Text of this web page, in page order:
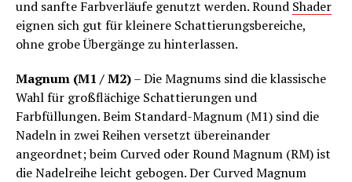
und sanfte Farbverläufe genutzt werden. Round Shader
eignen sich gut für kleinere Schattierungsbereiche,
ohne grobe Übergänge zu hinterlassen.
Magnum (M1 / M2)– Die Magnums sind die klassische
Wahl für großflächige Schattierungen und
Farbfüllungen. Beim Standard-Magnum (M1) sind die
Nadeln in zwei Reihen versetzt übereinander
angeordnet; beim Curved oder Round Magnum (RM) ist
die Nadelreihe leicht gebogen. Der Curved Magnum